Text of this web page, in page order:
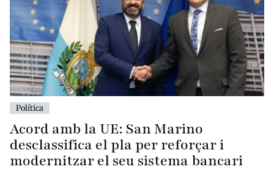
Política
Acord amb la UE: San Marino
desclassifica el pla per reforçar i
modernitzar el seu sistema bancari